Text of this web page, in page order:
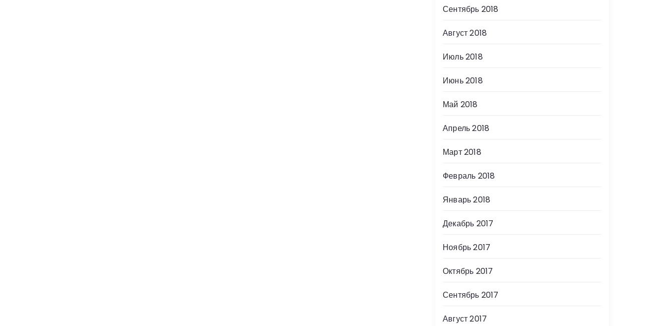
Сентябрь 2018
Август 2018
Июль 2018
Июнь 2018
Май 2018
Апрель 2018
Март 2018
Февраль 2018
Январь 2018
Декабрь 2017
Ноябрь 2017
Октябрь 2017
Сентябрь 2017
Август 2017